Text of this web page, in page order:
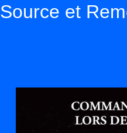
Source et